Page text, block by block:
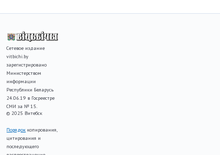
Сетевое издание
vitbichi.by
зарегистрировано
Министерством
информации
Республики Беларусь
24.06.19 в Госреестре
СМИ за № 15.
© 2025 Витебск
Порядок копирования,
цитирования и
последующего